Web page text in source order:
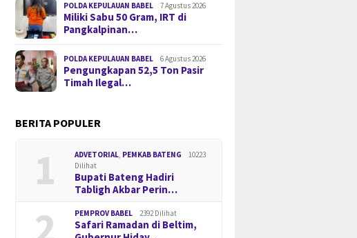
POLDA KEPULAUAN BABEL 7 Agustus 2026
Miliki Sabu 50 Gram, IRT di
Pangkalpinan…
POLDA KEPULAUAN BABEL 6 Agustus 2026
Pengungkapan 52,5 Ton Pasir
Timah Ilegal…
BERITA POPULER
1 ADVETORIAL, PEMKAB BATENG
10223
Dilihat
Bupati Bateng Hadiri
Tabligh Akbar Perin…
PEMPROV BABEL 2392 Dilihat
Safari Ramadan di Beltim,